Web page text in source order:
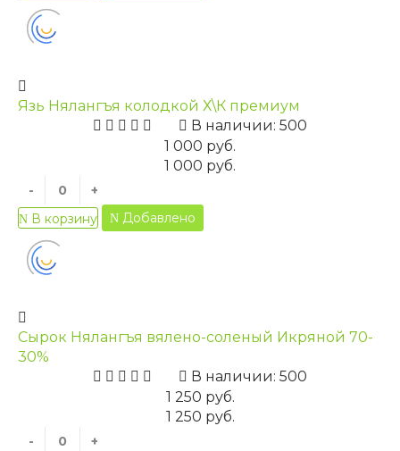
Язь Нялангъя колодкой Х\К премиум
В наличии: 500
1 000 руб.
1 000 руб.
-
+
В корзину
Добавлено
Сырок Нялангъя вялено-соленый Икряной 70-
30%
В наличии: 500
1 250 руб.
1 250 руб.
-
+